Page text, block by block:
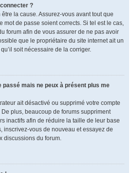
?
la cause. Assurez-vous avant tout que
mot de passe soient corrects. Si tel est le cas,
forum afin de vous assurer de ne pas avoir
que le propriétaire du site internet ait un
soit nécessaire de la corriger.
passé mais ne peux à présent plus me
ait désactivé ou supprimé votre compte
plus, beaucoup de forums suppriment
inactifs afin de réduire la taille de leur base
inscrivez-vous de nouveau et essayez de
discussions du forum.